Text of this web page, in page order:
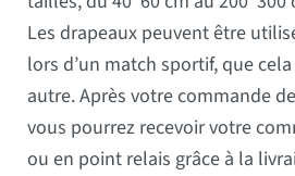
Les drapeaux peuvent être
lors d’un match sportif, que
autre. Après votre commande
vous pourrez recevoir votre
ou en point relais grâce à la